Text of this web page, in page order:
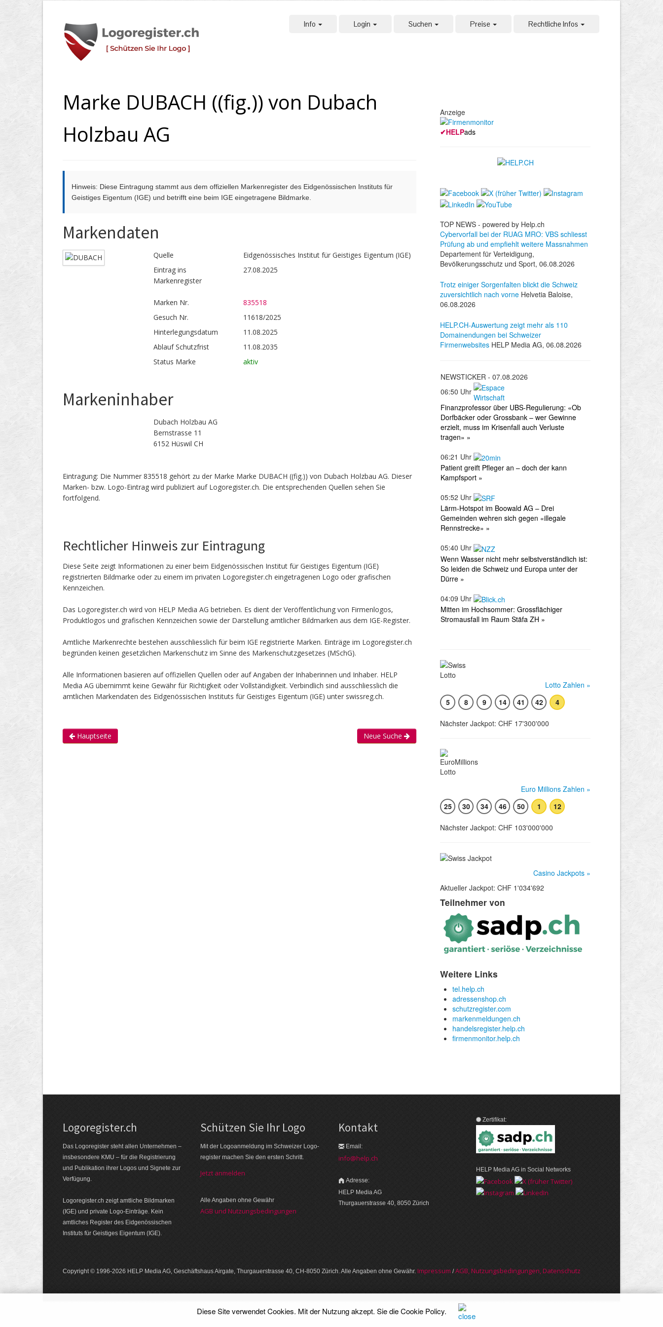
Info Login Suchen Preise Rechtliche Infos
Marke DUBACH ((fig.)) von Dubach
Holzbau AG
Hinweis: Diese Eintragung stammt aus dem offiziellen Markenregister des Eidgenössischen Instituts für
Geistiges Eigentum (IGE) und betrifft eine beim IGE eingetragene Bildmarke.
Markendaten
Quelle
Eidgenössisches Institut für Geistiges Eigentum (IGE)
Eintrag ins
Markenregister
27.08.2025
Marken Nr.
835518
Gesuch Nr.
11618/2025
Hinterlegungs­datum
11.08.2025
Ablauf Schutzfrist
11.08.2035
Status Marke
aktiv
Markeninhaber
Dubach Holzbau AG
Bernstrasse 11
6152 Hüswil CH
Eintragung: Die Nummer 835518 gehört zu der Marke Marke DUBACH ((fig.)) von Dubach Holzbau AG. Dieser
Marken- bzw. Logo-Eintrag wird publiziert auf Logoregister.ch. Die entsprechenden Quellen sehen Sie
fortfolgend.
Rechtlicher Hinweis zur Eintragung
Diese Seite zeigt Informationen zu einer beim Eidgenössischen Institut für Geistiges Eigentum (IGE)
registrierten Bildmarke oder zu einem im privaten Logoregister.ch eingetragenen Logo oder grafischen
Kennzeichen.
Das Logoregister.ch wird von HELP Media AG betrieben. Es dient der Veröffentlichung von Firmenlogos,
Produktlogos und grafischen Kennzeichen sowie der Darstellung amtlicher Bildmarken aus dem IGE-Register.
Amtliche Markenrechte bestehen ausschliesslich für beim IGE registrierte Marken. Einträge im Logoregister.ch
begründen keinen gesetzlichen Markenschutz im Sinne des Markenschutzgesetzes (MSchG).
Alle Informationen basieren auf offiziellen Quellen oder auf Angaben der Inhaberinnen und Inhaber. HELP
Media AG übernimmt keine Gewähr für Richtigkeit oder Vollständigkeit. Verbindlich sind ausschliesslich die
amtlichen Markendaten des Eidgenössischen Instituts für Geistiges Eigentum (IGE) unter swissreg.ch.
Hauptseite Neue Suche
Logoregister.ch
Das Logoregister steht allen Unternehmen –
insbesondere KMU – für die Registrierung
und Publikation ihrer Logos und Signete zur
Verfügung.
Logoregister.ch zeigt amtliche Bildmarken
(IGE) und private Logo-Einträge. Kein
amtliches Register des Eidgenössischen
Instituts für Geistiges Eigentum (IGE).
Schützen Sie Ihr Logo
Mit der Logo­an­meldung im Schweizer Logo­
register machen Sie den ersten Schritt.
Jetzt anmelden
Alle Angaben ohne Gewähr
AGB und Nutzungsbedingungen
Kontakt
Email:
info@help.ch
Adresse:
HELP Media AG
Thurgauerstrasse 40, 8050 Zürich
Zertifikat:
HELP Media AG in Social Networks
Copyright © 1996-2026 HELP Media AG, Geschäftshaus Airgate, Thurgauer­strasse 40, CH-8050 Zürich. Alle Angaben ohne Gewähr. Im­pres­sum /AGB, Nut­zungs­bedin­gungen, Daten­schutz
Diese Site verwendet Cookies. Mit der Nutzung akzept. Sie dieCookie Policy.